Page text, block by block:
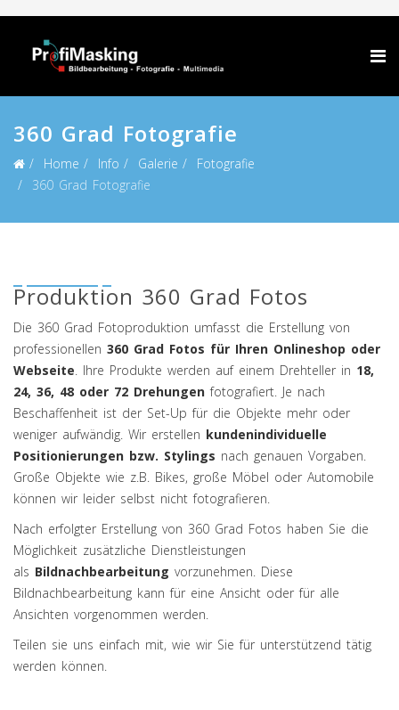
360 Grad Fotografie
Home Info Galerie
Fotografie
360 Grad Fotografie
Produktion 360 Grad Fotos
Die 360 Grad Fotoproduktion umfasst die Erstellung von
professionellen 360 Grad Fotos für Ihren Onlineshop oder
Webseite. Ihre Produkte werden auf einem Drehteller in 18,
24, 36, 48 oder 72 Drehungen fotografiert. Je nach
Beschaffenheit ist der Set-Up für die Objekte mehr oder
weniger aufwändig. Wir erstellen kundenindividuelle
Positionierungen bzw. Stylings nach genauen Vorgaben.
Große Objekte wie z.B. Bikes, große Möbel oder Automobile
können wir leider selbst nicht fotografieren.
Nach erfolgter Erstellung von 360 Grad Fotos haben Sie die
Möglichkeit zusätzliche Dienstleistungen
als Bildnachbearbeitung vorzunehmen. Diese
Bildnachbearbeitung kann für eine Ansicht oder für alle
Ansichten vorgenommen werden.
Teilen sie uns einfach mit, wie wir Sie für unterstützend tätig
werden können.